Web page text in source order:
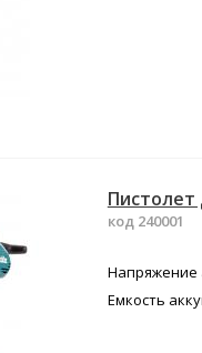
Пистолет
код 240001
Напряжение
Емкость